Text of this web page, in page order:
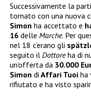
Successivamente la
tornato con una nuova
Simon ha accettato e
16 delle Marche. Per
nel 18 c’erano gli
seguito il Dottoreha di
un’offerta da 30.000
Simon di Affari Tuoi ha
rifiutato e ha visto